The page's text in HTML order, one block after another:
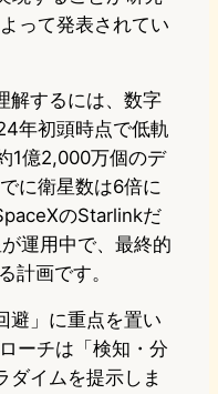
って発表されてい
解するには、数字
年初頭時点で低軌
1億2,000万個のデ
に衛星数は6倍に
のStarlinkだ
運用中で、最終的
計画です。
避」に重点を置い
ーチは「検知・分
ダイムを提示しま